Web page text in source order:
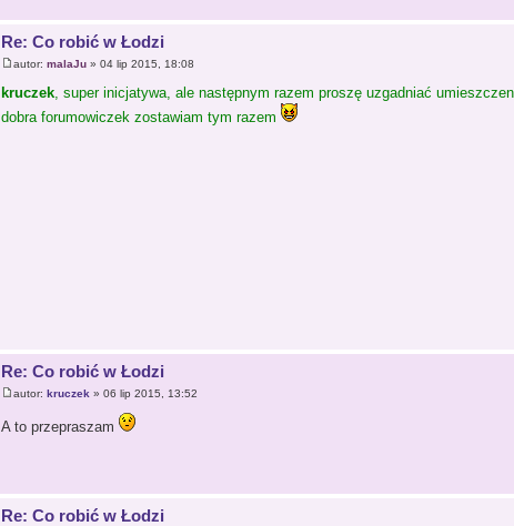
Re: Co robić w Łodzi
autor: malaJu» 04 lip 2015, 18:08
kruczek, super inicjatywa, ale następnym razem proszę uzgadniać
dobra forumowiczek zostawiam tym razem
Re: Co robić w Łodzi
autor: kruczek » 06 lip 2015, 13:52
A to przepraszam
Re: Co robić w Łodzi